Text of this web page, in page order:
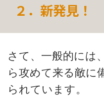
２．新発見！
さて、一般的には
ら攻めて来る敵に
られています。